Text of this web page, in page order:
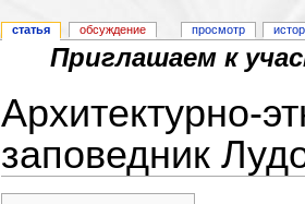
Приглашаем к
Архитектурно-
заповедник
статья обсуждение просмотр